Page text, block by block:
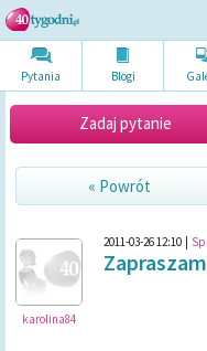
Pytania Blogi
Zadaj pytanie
« Powrót
karolina84
2011-03-26 12:10